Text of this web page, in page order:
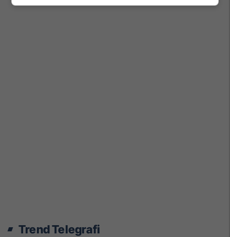
Trend Telegrafi